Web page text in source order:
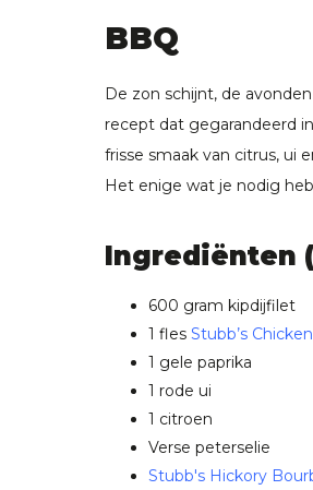
BBQ
De zon schijnt, de
recept dat gegarandeerd
frisse smaak van citrus, ui
Het enige wat je nodig
Ingrediënten
600 gram kipdijfilet
1 flesStubb’s
1 gele paprika
1 rode ui
1 citroen
Verse peterselie
Stubb's Hickory